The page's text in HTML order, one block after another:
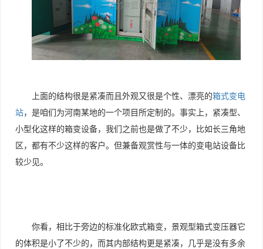
上面的结构很是紧凑而且外观又很是个性、漂亮的箱式变电
站，是咱们为河南某地的一个项目所定制的。事实上，紧凑型、
小型化这样的箱变设备，我们之前也是做了不少，比如长三角地
区，都有不少这样的客户。但兼备观赏性与一体的变电站设备比
较少见。
你看，相比于旁边的标准化欧式箱变，景观型箱式变压器它
的体积是小了不少的，而其内部结构更是紧凑，几乎是没有多余